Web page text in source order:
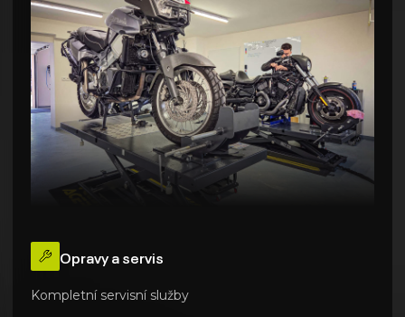
Opravy a servis
Kompletní servisní služby